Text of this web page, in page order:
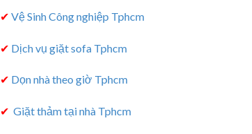
✔ Vệ Sinh Công nghiệp Tphcm
✔ Dịch vụ giặt sofa Tphcm
✔ Dọn nhà theo giờ Tphcm
✔ Giặt thảm tại nhà Tphcm